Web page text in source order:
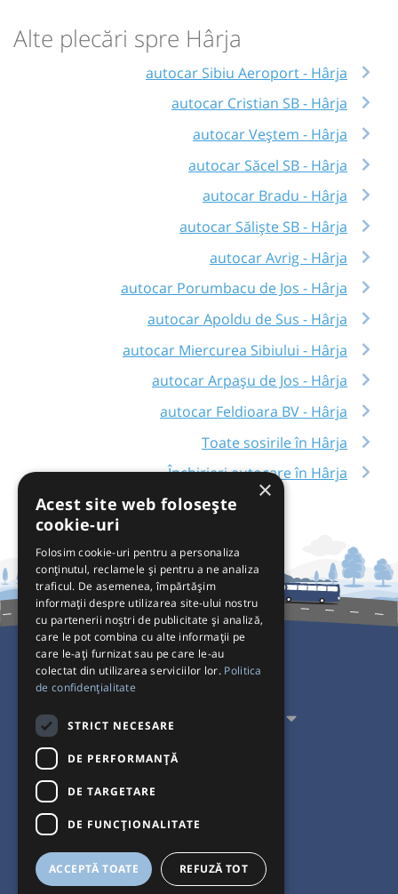
Alte plecări spre Hârja
autocar Sibiu Aeroport - Hârja
autocar Cristian SB - Hârja
autocar Veștem - Hârja
autocar Săcel SB - Hârja
autocar Bradu - Hârja
autocar Săliște SB - Hârja
autocar Avrig - Hârja
autocar Porumbacu de Jos - Hârja
autocar Apoldu de Sus - Hârja
autocar Miercurea Sibiului - Hârja
autocar Arpașu de Jos - Hârja
autocar Feldioara BV - Hârja
Toate sosirile în Hârja
Închirieri autocare în Hârja
Pentru Călători
Pentru Transportatori
Interacționăm
Acceptăm plăți cu
×
Acest site web folosește
cookie-uri
Folosim cookie-uri pentru a personaliza
conținutul, reclamele și pentru a ne analiza
traficul. De asemenea, împărtășim
informații despre utilizarea site-ului nostru
cu partenerii noștri de publicitate și analiză,
care le pot combina cu alte informații pe
care le-ați furnizat sau pe care le-au
colectat din utilizarea serviciilor lor. Politica
de confidențialitate
STRICT NECESARE
DE PERFORMANȚĂ
DE TARGETARE
DE FUNCŢIONALITATE
ACCEPTĂ TOATE REFUZĂ TOT